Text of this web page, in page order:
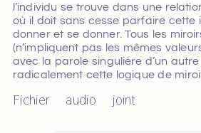
l’individu se trouve dans une
où il doit sans cesse parfaire cette
donner et se donner. Tous les
(n’impliquent pas les mêmes
avec la parole singulière d’un
radicalement cette logique de
Fichier audio joint